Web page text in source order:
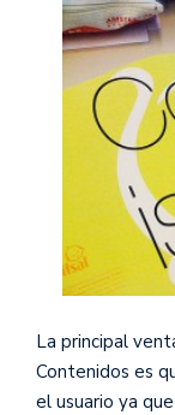
La principal
Contenidos es
el usuario ya